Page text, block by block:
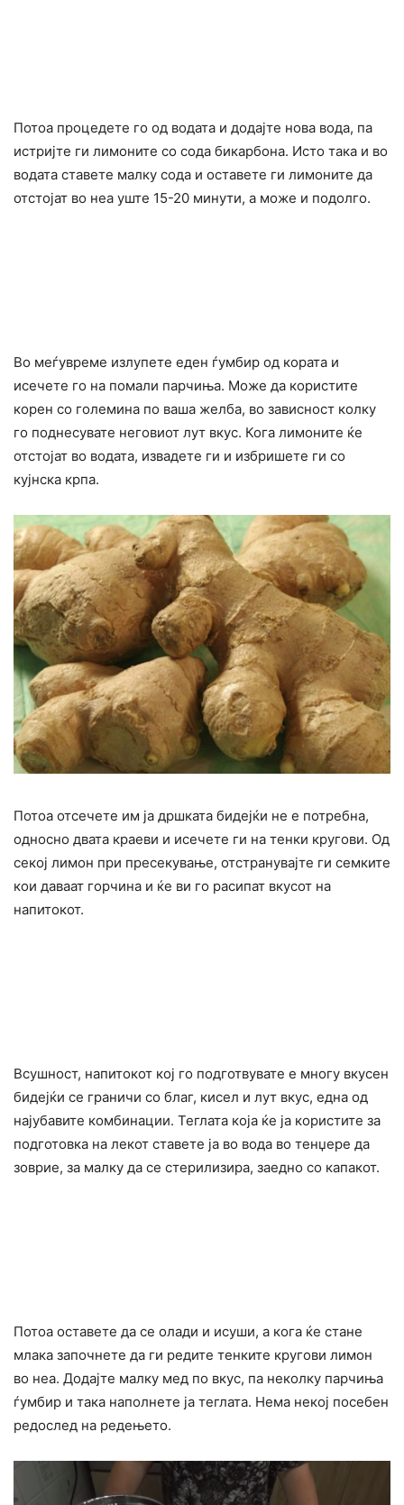
Потоа процедете го од водата и додајте нова вода, па
истријте ги лимоните со сода бикарбона. Исто така и во
водата ставете малку сода и оставете ги лимоните да
отстојат во неа уште 15-20 минути, а може и подолго.
Во меѓувреме излупете еден ѓумбир од кората и
исечете го на помали парчиња. Може да користите
корен со големина по ваша желба, во зависност колку
го поднесувате неговиот лут вкус. Кога лимоните ќе
отстојат во водата, извадете ги и избришете ги со
кујнска крпа.
Потоа отсечете им ја дршката бидејќи не е потребна,
односно двата краеви и исечете ги на тенки кругови. Од
секој лимон при пресекување, отстранувајте ги семките
кои даваат горчина и ќе ви го раcипат вкусот на
напитокот.
Всушност, напитокот кој го подготвувате е многу вкусен
бидејќи се граничи со благ, кисел и лут вкус, една од
најубавите комбинации. Теглата која ќе ја користите за
подготовка на лекот ставете ја во вода во тенџере да
зоврие, за малку да се стерилизира, заедно со капакот.
Потоа оставете да се олади и исуши, а кога ќе стане
млака започнете да ги редите тенките кругови лимон
во неа. Додајте малку мед по вкус, па неколку парчиња
ѓумбир и така наполнете ја теглата. Нема некој посебен
редослед на редењето.